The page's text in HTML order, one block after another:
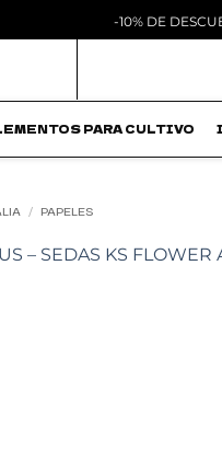
-10% DE
PARA CULTIVO
/ PAPELES